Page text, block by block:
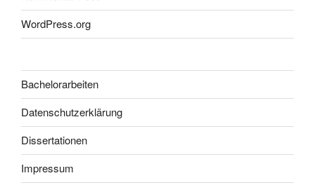
WordPress.org
Bachelorarbeiten
Datenschutzerklärung
Dissertationen
Impressum